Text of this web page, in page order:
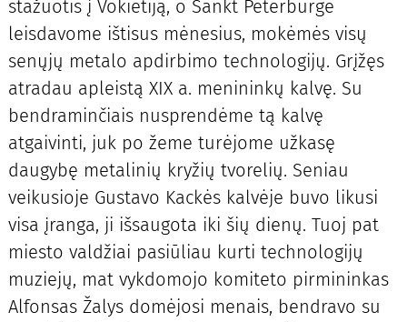
stažuotis į Vokietiją, o Sankt Peterburge
leisdavome ištisus mėnesius, mokėmės visų
senųjų metalo apdirbimo technologijų. Grįžęs
atradau apleistą XIX a. menininkų kalvę. Su
bendraminčiais nusprendėme tą kalvę
atgaivinti, juk po žeme turėjome užkasę
daugybę metalinių kryžių tvorelių. Seniau
veikusioje Gustavo Kackės kalvėje buvo likusi
visa įranga, ji išsaugota iki šių dienų. Tuoj pat
miesto valdžiai pasiūliau kurti technologijų
muziejų, mat vykdomojo komiteto pirmininkas
Alfonsas Žalys domėjosi menais, bendravo su